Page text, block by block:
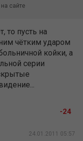
сайте
то пусть на
чётким ударом
койки, а
серии
24.01.2011 05:57
-24